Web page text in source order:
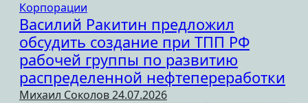
Корпорации
Василий Ракитин предложил
обсудить создание при ТПП РФ
рабочей группы по развитию
распределенной нефтепереработки
Михаил Соколов24.07.2026